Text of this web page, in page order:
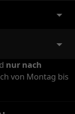
nur nach
von Montag bis